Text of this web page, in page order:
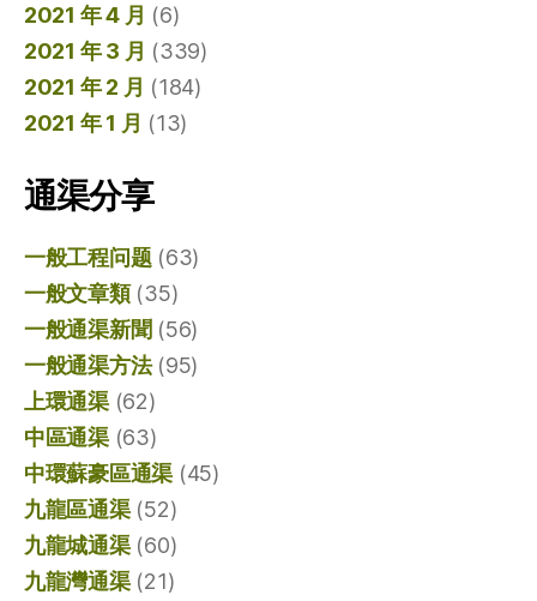
2021 年 4 月 (6)
2021 年 3 月 (339)
2021 年 2 月 (184)
2021 年 1 月 (13)
通渠分享
一般工程问题(63)
一般文章類(35)
一般通渠新聞 (56)
一般通渠方法(95)
上環通渠(62)
中區通渠(63)
中環蘇豪區通渠 (45)
九龍區通渠(52)
九龍城通渠(60)
九龍灣通渠(21)